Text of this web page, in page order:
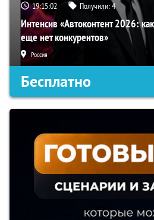
19:15:01 Получили:4
Интенсив «Автоконтент 2026:
еще нет конкурентов»
Россия
Бесплатно